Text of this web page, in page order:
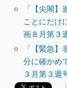
「【尖閣
ことにだけ
画８月第３
「【緊急
分に確かめ
３月第３週